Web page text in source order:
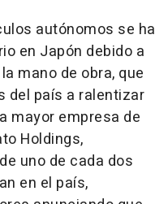
autónomos se ha
en Japón debido a
mano de obra, que
del país a ralentizar
mayor empresa de
Holdings,
uno de cada dos
en el país,